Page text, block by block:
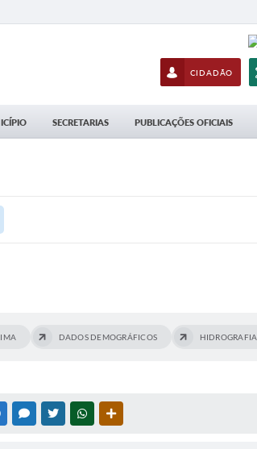
CIDADÃO
SECRETARIAS PUBLICAÇÕES OFICIAIS
DADOS DEMOGRÁFICOS HIDROGRAFIA
FACEBOOKMESSENGER
TWITTERWHATSAPP